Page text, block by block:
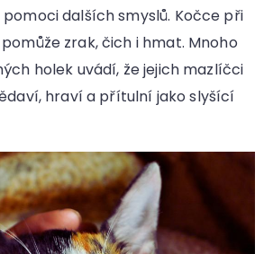
dalších smyslů. Kočce při
zrak, čich i hmat. Mnoho
holek uvádí, že jejich mazlíčci
hraví a přítulní jako slyšící